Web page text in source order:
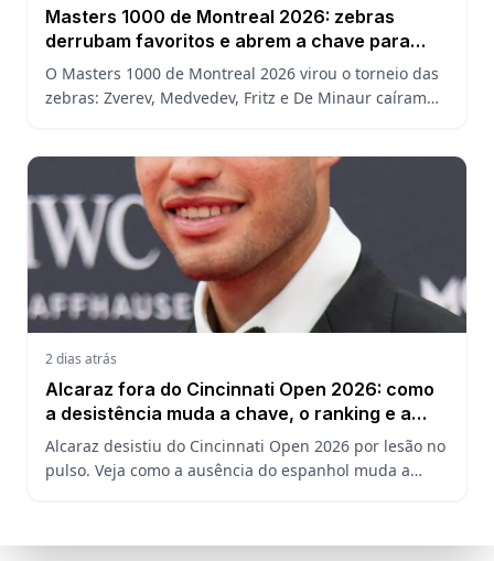
Masters 1000 de Montreal 2026: zebras
derrubam favoritos e abrem a chave para
João Fonseca
O Masters 1000 de Montreal 2026 virou o torneio das
zebras: Zverev, Medvedev, Fritz e De Minaur caíram
2 dias atrás
Alcaraz fora do Cincinnati Open 2026: como
a desistência muda a chave, o ranking e a
defesa do US Open
Alcaraz desistiu do Cincinnati Open 2026 por lesão no
pulso. Veja como a ausência do espanhol muda a